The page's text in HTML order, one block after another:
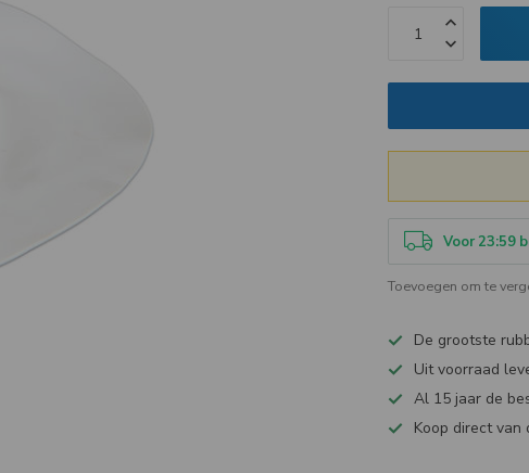
Voor 23:59
Toevoegen om te
De grootste
Uit voorraad
Al 15 jaar de
Koop direct van